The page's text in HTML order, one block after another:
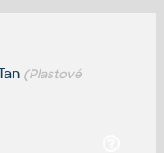
(Plastové